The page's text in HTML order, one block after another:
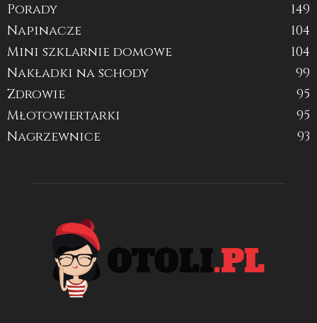
Porady
149
Napinacze
104
Mini szklarnie domowe
104
Nakładki na schody
99
Zdrowie
95
Młotowiertarki
95
Nagrzewnice
93